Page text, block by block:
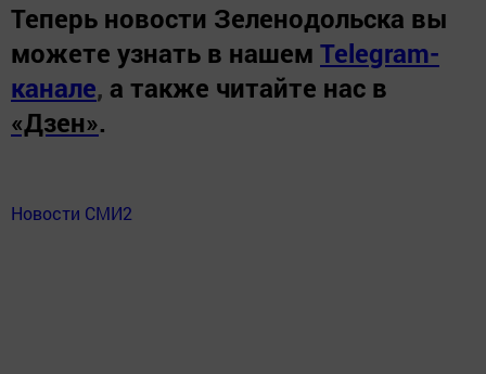
Теперь новости Зеленодольска вы
можете узнать в нашем Telegram-
канале, а также читайте нас в
«Дзен».
Новости СМИ2